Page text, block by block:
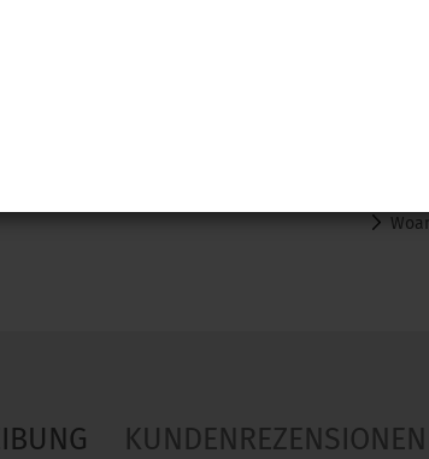
KUNDENREZENSIONEN